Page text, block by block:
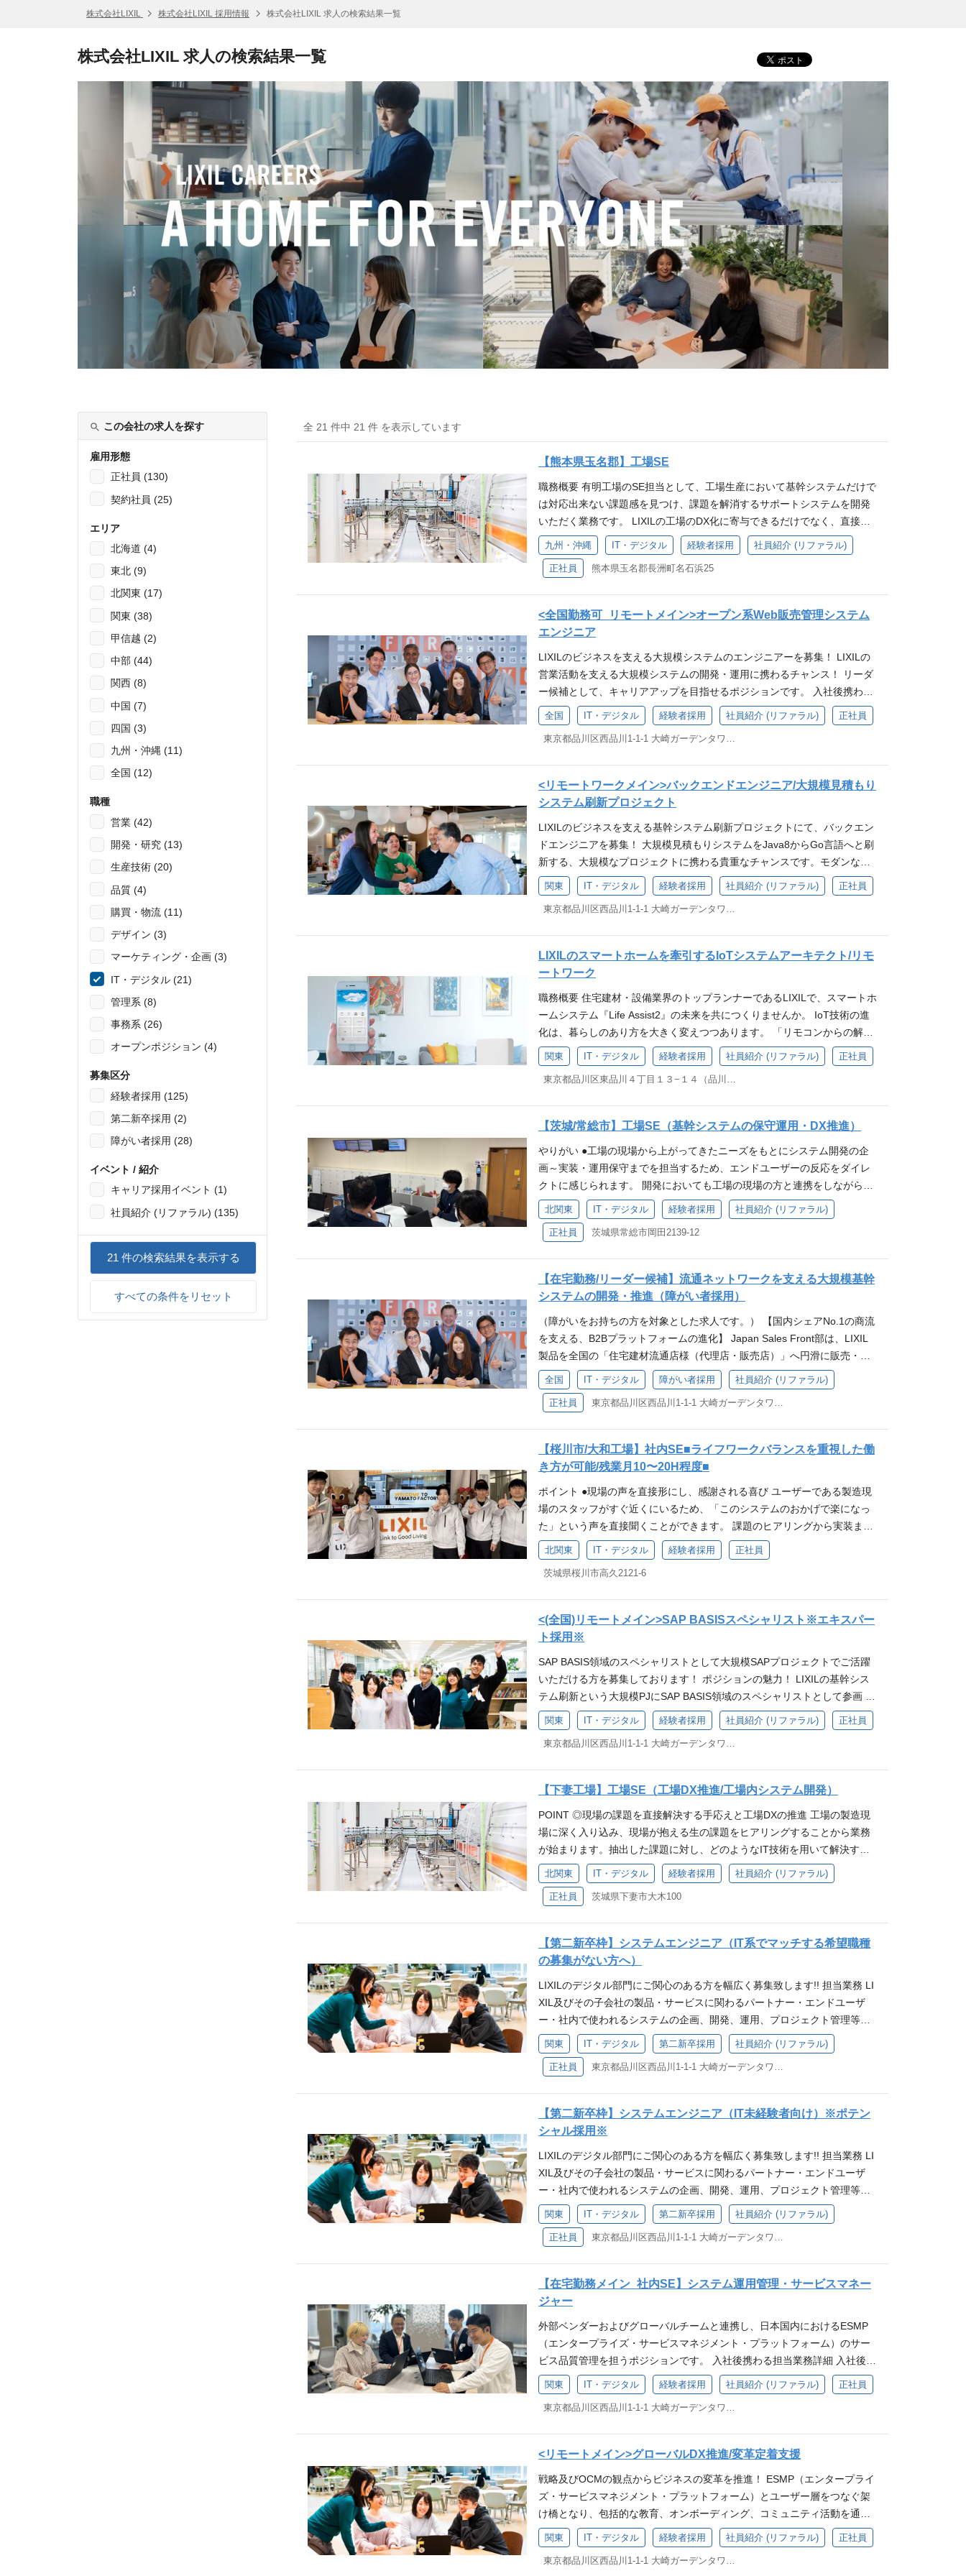
株式会社LIXIL 株式会社LIXIL 採用情報 株式会社LIXIL 求人の検索結果一覧
株式会社LIXIL 求人の検索結果一覧
この会社の求人を探す
雇用形態
正社員 (130)
契約社員 (25)
エリア
北海道 (4)
東北 (9)
北関東 (17)
関東 (38)
甲信越 (2)
中部 (44)
関西 (8)
中国 (7)
四国 (3)
九州・沖縄 (11)
全国 (12)
職種
営業 (42)
開発・研究 (13)
生産技術 (20)
品質 (4)
購買・物流 (11)
デザイン (3)
マーケティング・企画 (3)
IT・デジタル (21)
管理系 (8)
事務系 (26)
オープンポジション (4)
募集区分
経験者採用 (125)
第二新卒採用 (2)
障がい者採用 (28)
イベント / 紹介
キャリア採用イベント (1)
社員紹介 (リファラル) (135)
21 件の検索結果を表示する
すべての条件をリセット
全 21 件中 21 件 を表示しています
【熊本県玉名郡】工場SE
職務概要 有明工場のSE担当として、工場生産において基幹システムだけで
は対応出来ない課題感を見つけ、課題を解消するサポートシステムを開発
いただく業務です。 LIXILの工場のDX化に寄与できるだけでなく、直接作
業者とコミュニケーションを取りながらシステムを開発していくので、改
善効果を実感できて直接的な感謝を伝えて頂けるため大きなやりがいを感
じられることも魅力です。 担当業務 ・工場のシステム開発 基幹システム
開発いただきます ・システム障害時のヘルプデスク対応 (変更の範囲)適性
に応じて、会社の定める業務へ変更を行うことがある ■働く環境 ・残業月
いくため基本的に工場へ出社いただく就業形態となります 組織概要 【有明
工場について】 熊本県玉名郡にある、ビル用サッシ、住宅用サッシの工場
として高い品質の製品を製造しています。 熊本県が働く人がいきいきと輝
き、安心して働き続けられる企業を認定している｢ブライト企業｣にも選出
されており、安定した環境で長期就業できることも魅力の一つです。 【配
属部署について】 今回所属となる有明工場改善企画課の工場DXを推進して
いくミッションを担うチームには計8名が在籍。 20代3名、40代3名、50代
2名の組織構成となっており若手メンバーベテランメンバーまで幅広い年齢
層の方が活躍しています。 求められる経験・スキル など 【必須スキル】
発経験をお持ちの方 ・ITパスポート・基本情報処理技術者の資格をお持ち
の方 【求める人物像】 工場にある課題を見つけ、課題を解決するためには
どうしたらよいか現場メンバーとコミュニケーションを取りながらプロジ
ェクトを進めていくため、問題解決能力やコミュニケーション能力を発揮
まわり製品や、窓、ドア、インテリア、エクステリアなど建材製品を開
発、提供しています。 INAX、GROHE、American Standard、TOSTEMを
はじめとする数々の製品ブランドを擁し、先進の技術とイノベーションを
バルに展開しています。 また、国内外に多くのグループ会社を有し、建
材・設備機器の製造や販売にとどまらず、施工、メンテナンス、住宅フラ
ンチャイズの展開など住生活に関連する幅広い事業も行っています。 LIXIL
は、世界150カ国以上で事業を展開し、毎日10億人以上の人びとの暮らし
を支えています。
九州・沖縄 IT・デジタル 経験者採用 社員紹介 (リファラル)
正社員 熊本県玉名郡長洲町名石浜25
<全国勤務可_リモートメイン>オープン系Web販売管理システム
エンジニア
LIXILのビジネスを支える大規模システムのエンジニアーを募集！ LIXILの
営業活動を支える大規模システムの開発・運用に携わるチャンス！ リーダ
ー候補として、キャリアアップを目指せるポジションです。 入社後携わる
担当業務詳細 入社後はJapan Sales Front部に所属し、住宅建材流通店様向
け販売管理パッケージシステムにて実装する業務機能（見積、発注、売
上、請求、回収、販売分析）の開発とシステムの運用保守の全般を担当し
門など関係部署との連携・管理 不具合、問い合せ対応などの運用系業務 開
発パートナーである協力会社との連携・管理 (変更の範囲)適性に応じて、
会社の定める業務へ変更を行うことがある ＜将来的に関われる業務詳細＞
プロダクトオーナーやスクラムマスター ※従来型のプロジェクト体制の
他、Scrumによるアジャイル開発も推進しております。 チームリーダーお
よび管理職として、組織やチームのコーチング及びマネジメント業務 求め
られる経験・能力・スキル <必須スキル> オープン系システムの開発・導
入・運用に関する経験７年以上 システム開発の全工程の経験がある方 チー
ム開発経験がある方 <歓迎スキル> Scrumによるシステム開発経験 パブリ
ッククラウドの知識と経験 AIの知識 DBチューニング <求める人物像> 当事
者意識をもって日々の業務に取り組める方 周囲と円滑にコミュニケーショ
ンを取り、チーム・同僚に敬意を持って働ける方 さまざまなことに率先し
ステム開発に取り組める方 LIXIL Digital部門の魅力Point LIXIL Digital部門
は、 「エンジニアが一番幸せに働ける環境を作る 」 をコンセプトに従来
の事業会社とは一線を画す、エンジニア主導の組織へと進化を遂げてお
り、私たちと一緒に成長し、革新を推進する仲間を募集中です！ 「DXプラ
開発を進めます。大きな裁量権を持ち、アイデアと技術力を活かして開発
に貢献できます。 アジャイル・スクラム開発 ・・・Scrumフレームワーク
力も高く、常に最適な開発プロセスを追求しています。 エンジニアドリブ
ンの評価制度 ・・・年功序列ではなく、スキルと成果に基づいた透明性の
高い評価制度 エキスパート資格制度 ・・・マネジメントをする管理職のキ
ャリア軸と横並びで、エキスパート管理職として専門性（技術・知識な
ど）に特化したキャリアを築いていける制度 多様なキャリアパス ・・・Jo
bOffer制度などを活用し、多様なキャリアに挑戦できます。スペシャリス
ト、マネージャー、新規事業開発など、自身の可能性を広げられます。 活
発な社内エンジニアコミュニティ ・・・アーキテクチャ検討会、部活動、
チームワークショップなど、エンジニア同士が学び合い、刺激し合う機会
の深い理解 ・・・内製エンジニアだからこそ、ビジネスプロセスを深く理
解し、真に価値ある開発に貢献できます。 柔軟な働き方 ・・・リモートワ
ークをメインとし、スーパーフレックス制度（コアタイムなし）を導入し
ています。ワークライフバランスを大切にしながら、柔軟な働き方が可能
です。 <参考記事>https://www.tech-street.jp/entry/2024/02/13/125058 Digi
tal部門の常務役員岩﨑のインタビュー記事で、組織変革やエンジニア文化
醸成への想いをより深く知ることができます。
全国 IT・デジタル 経験者採用 社員紹介 (リファラル) 正社員
<リモートワークメイン>バックエンドエンジニア/大規模見積もり
システム刷新プロジェクト
LIXILのビジネスを支える基幹システム刷新プロジェクトにて、バックエン
ドエンジニアを募集！ 大規模見積もりシステムをJava8からGo言語へと刷
新する、大規模なプロジェクトに携わる貴重なチャンスです。モダンな開
発環境でスキルを活かし、LIXILの基幹システム刷新という大きな目標を一
緒に成功させましょう。 入社後携わる担当業務詳細 入社後は、 Japan So
E DevOpsに配属となり以下業務を担当いただきます。 <業務詳細> 基幹シ
ンドエンジニアとして、社内システムのアーキテクチャへのアドバイス
(変更の範囲)適正に応じて、会社の定める業務へ変更を行うことがある <
フロントエンド: TypeScript (Nuxt3), Storybook, Chromatic etc ・クラウド:
Cloud Run functions, Cloud Run, Cloud Pub/Sub, Akamai CDN etc ・ミド
ルウェア: Nginx, Apache(現行) ・DB: PostgreSQL(Cloud SQL), Datastore,
SQLServer(現行) ・CI/CD: GitHub Actions, Cloud Build, Jenkins(現行) ・
構成管理: Terraform ・API仕様管理: Open API + TypeSpec ・テストツー
ル: Vitest ・生成AIツール: Claude Code, GitHub Copilot ＜将来的に関われ
る業務詳細＞ エンタープライズアーキテクト チームリーダーおよび管理職
として、組織やチームのコーチング及びマネジメント業務 求められる経
上の開発経験がある方 ５年以上のご経験の中で3年以上のGoの実務経験が
ある方 チーム開発経験がある方 <歓迎スキル> Javaでの開発経験がある
方 Public Cloudを活用した開発経験がある方(Google Cloudだと尚良い) ア
ジャイル開発（スクラム）の経験がある方 <求める人物像> 当事者意識を
もって日々の業務に取り組める方 周囲と円滑にコミュニケーションを取
り、チーム・同僚に敬意を持って働ける方 さまざまなことに率先して挑戦
できる、成長意欲のある方 LIXIL Digital部門の魅力Point エンジニア主導の
開発文化 ・・・ビジネス側との良好なコミュニケーションをもとに、エン
ジニアが主導しプロダクト開発をすすめております。アイデアや技術力を
ンジニアコミュニティ ・・・エンジニア同士の交流を奨励する文化があ
り、アーキテクチャ検討会、部活動、チームワークショップなど、互いに
学び合い高め合う機会が豊富！ 技術的な知見を深め、仲間と刺激し合いな
がら成長できる環境です。 多様なキャリアパス ・・・JobOffer制度などを
活用し、多様なキャリアパスに挑戦し、自身の可能性を広げることが可能
です。 社員の声：https://www.lixil.co.jp/corporate/recruit/interview/ng017/
柔軟な働き方 ・・・ リモートワークをメインとし、スーパーフレックス制
度を導入しています。コアタイムのない柔軟な勤務体系で、ワークライフ
バランスを大切にしながら働くことができます。
関東 IT・デジタル 経験者採用 社員紹介 (リファラル) 正社員
LIXILのスマートホームを牽引するIoTシステムアーキテクト/リモ
ートワーク
職務概要 住宅建材・設備業界のトップランナーであるLIXILで、スマートホ
ームシステム『Life Assist2』の未来を共につくりませんか。 IoT技術の進
化は、暮らしのあり方を大きく変えつつあります。 「リモコンからの解
放」を掲げ、住む人の行動を先回りして快適な生活を実現するLIXILのスマ
ートホーム構想。その中心となるのが『Life Assist2』です。このポジショ
ンでは、このシステムに組み込む「新しいIoT機器」の開発や、既存機器の
導していただきます。 IoT機器の企画からPoC（概念実証）、設計、試
作、商品化、そして市場導入まで、一連の流れすべてに携われるのがこの
仕事の醍醐味です。また、クラウドやアプリ開発も同時に進行するため、
プロダクトマネージャーやプロジェクトマネージャーとして、プロジェク
ト全体を牽引していく活躍も期待しています。 参考：Life Assist2 参考動
画：【ものづくりの現場から】Life Assist2（新しく追加された機能につい
て企画・開発担当者からお伝えます） 参考動画：【LIXIL】IoT技術でつな
ぐ暮らしの未来 参考記事：リモコンからの解放。住む人の行動を先回りし
て、快適で健康的な生活を 実現するLIXILのスマートホーム構想 参考記
事：2025年大阪・関西万博における「Life Assist2」を活用した PHR実証
ユースケース体験展示の予約受付を開始 担当業務 ●スマートホームシステ
テムや各機器の構想・PoC・設計・試作・商品化 ●動作確認・品質確認 ●市
場導入（ローンチ） ●機能・サービスの維持管理 ご経験や今後のキャリア
を踏まえて、幅広く業務経験が可能なポジションです！ 組織概要 所属：ハ
ウジングテクノロジー事業 現在私たちの部署では、ハウジングテクノロジ
ー事業の一員として、変革のエンジンとなって活躍していただける人材を
募集しています。 当部署はLIXIL全体のIoT商品の中心的役割として機能し
ており、2021年7月にはライフアシスト２の発売、その後も続々と新しい
アイテムや機能・サービスを拡充しており、2022年10月には新IoT実験住
宅「みらいえらぼ」もオープンしました。 このように住宅建材・住設業界
増しており、今後のスマートホームに影響する多様な商品企画・開発を計
画しております。 ハウジングテクノロジー事業の紹介 50年以上にわたり
培ってきた技術と品質を礎に、アルミと樹脂のハイブリッド構造により高
い断熱性能を誇る高性能窓や、建物全体を断熱材で包み込み、気密性の高
い住まいを実現するスーパーウォール工法など、そこで過ごす人の「心地
事業 ホームページ 勤務地 ◆週2-3回は、リモートワークでの勤務です ◆品
川オフィスがメイン勤務地となります ◆業務内容によって、埼玉のIoT実
験住宅『みらいえらぼ』へ出向くことがあります ●LIXIL品川オフィス（品
んかい線 品川シーサイド駅前 ●IoT実験住宅『みらいえらぼ』 〒343-0828
埼玉県越谷市レイクタウン2丁目24-6 IoT実験住宅『みらいえらぼ』 求め
られる経験・スキル など 【必須スキル】 ・IoT機器のシステムアーキテク
ト構築のスキルと経験 ・クラウドまたはアプリに関連する知識や開発経験
【歓迎スキル】 ・通信やセンサや制御などのIoTに関する回路設計スキル
スキルや経験 ・組込みハードウェアやソフトウェアに関連するPoC実施の
スキルや経験 【求める人物像】 ・当事者意識をもって日々の業務に取り組
める方 ・チーム・同僚に敬意を持って働ける方 ・さまざまなことに率先し
て挑戦できる、成長意欲のある方 ・プロジェクトマネジャやプロダクトマ
ネージャとして、社内外をマネジメントできる方 このポジションの魅力 建
でもあるLIXILで、自身が開発した機器を全国へローンチでき、また、多く
のお客様の反応を聞くことができます。 開発者やマネージャとしての活躍
す。 「製品を作りたい」という思いや、新しいことにチャレンジする意欲
がある人材。メーカーとしてお客様に製品を提供し、反応を見たいという
思いをお持ちの方、ぜひ、我々のチームにいらしてください。 会社概要 LI
XILは、「世界中の誰もが願う、豊かで快適な住まいの実現」に向けて、ト
イレ、お風呂、キッチンなどの水まわり製品や、窓、ドア、インテリア、
エクステリアなど建材製品を開発、提供しています。 INAX、GROHE、A
merican Standard、TOSTEMをはじめとする数々の製品ブランドを擁し、
先進の技術とイノベーションを通じて、日々の暮らしの課題を解決する高
工、メンテナンス、住宅フランチャイズの展開など住生活に関連する幅広
い事業も行っています。 LIXILは、世界150カ国以上で事業を展開し、毎日
10億人以上の人びとの暮らしを支えています。
関東 IT・デジタル 経験者採用 社員紹介 (リファラル) 正社員
【茨城/常総市】工場SE（基幹システムの保守運用・DX推進）
やりがい ●工場の現場から上がってきたニーズをもとにシステム開発の企
画～実装・運用保守までを担当するため、エンドユーザーの反応をダイレ
クトに感じられます。 開発においても工場の現場の方と連携をしながら進
めていくため、感謝される機会も多くやりがいをもって取り組んでいるメ
ンバーが多いです。 ●課題に対しどのようなシステムがあれば課題が解消
されるのか？ 自身の発想で自由に開発を進められる環境です。 仕事内容
を推進していくシステム開発に従事いただきます。 石下工場では高品質な
製品を効率的に生産していくため工場のDX化を推進しています。 これまで
も今話題のGTPを導入し生産に必要な部品のピックアップ作業を人の手で
はなく、ロボットが運んでくれるシステムの導入などを実現しています。
＜担当業務＞ まずは（１）（２）の業務から担当いただきながら、会社理
解を深めていただき、入社3～半年後くらいには（３）にも携わっていただ
きます。 （１）工場カスタマイズシステムの維持管理 （２）ネットワー
ク・PC類の機器管理 （３）工場内デジタル化推進 ※使用ツール：Excel A
ccess VBA、ASP.NET、VB.NET、SQLserver、SQL ＜就業環境＞ 残業月1
0～20時間程度 土日祝休み 基本的には工場に出社していただく勤務形態と
なりますが、ご家庭の事情などやむを得ない場合にはリモートワークも対
応可能です 組織概要 【石下工場】 石下工場はLIXILの中でも国内最大級の
しています。 玄関ドア・引き戸・窓製品の製造をおこなっており、その高
品質な製品は日本の住宅の高断熱化へ大きく貢献し、住まいに豊かさを与
える付加価値を提供しています。 工場の生産をQＲコードで管理、クラウ
ド管理により適切な温度管理が行われ働きやすい環境を実現するなど工場
ちITチームは5名で構成。 50代のリーダーのもと20～30代のメンバーが所
属しております。 ITチームは、LIXIL石下工場のデジタル化を推進する中核
組織です。 社内のITインフラストラクチャの最適化、データ管理、セキュ
しています。 工場DX推進により今後開発業務も増えてくることが想定され
るため、組織強化のための増員採用となります。 求められる経験・スキル
など 【必須要件】 ・システム開発経験 VBA、マクロを使用し開発を進め
ていきます。 【歓迎スキル】 ・多様なチームとの協働経験がある方 ・AS
P.NET、VB.NET、SQLserver、SQLのいずれかを使った開発経験がある方
ム・同僚に敬意を持って働ける方 ・さまざまなことに率先して挑戦でき
る、成長意欲のある方 会社概要 世界中の誰もが願う、豊かで快適な住ま
を開発、提供しています。 水の可能性を広げるシャワーや水栓、料理の創
作意欲を高めるキッチン。清潔さと快適さを兼ね備えたトイレ。家の中と
外の世界をつなぐドアや窓。空間に彩りを添える内装や外装。長い一日の
疲れを癒すお風呂。住まいをより豊かで快適にするのは、実は意外とシン
プルなことです。 LIXILは、2011年に国内の主要な建材・設備機器メーカ
ー5社が統合して誕生しました。以後、GROHE、American Standardとい
った世界的ブランドを傘下に収め、日本のものづくりの伝統を礎に、世界
をリードする技術やイノベーションで、日々の暮らしの課題を解決する高
品質な製品をグローバルで幅広く提供しています。 現在、LIXILは、世界1
50カ国以上で約53,000人の従業員を擁するグローバル企業となり、毎日10
億人以上の人びとにLIXILの製品をご愛用いただいています。 LIXILは、今
後も生活者視点に立ち、考え抜いた、意味のある製品デザインにこだわ
向けて、さらなる可能性を追求し、責任ある事業成長を推進してまいりま
す。
北関東 IT・デジタル 経験者採用 社員紹介 (リファラル)
正社員 茨城県常総市岡田2139-12
【在宅勤務/リーダー候補】流通ネットワークを支える大規模基幹
システムの開発・推進（障がい者採用）
（障がいをお持ちの方を対象とした求人です。） 【国内シェアNo.1の商流
を支える、B2Bプラットフォームの進化】 Japan Sales Front部は、LIXIL
製品を全国の「住宅建材流通店様（代理店・販売店）」へ円滑に販売・提
供するための基幹システムを管轄しています。 担当業務 本ポジションは、
LIXILと全国の流通パートナーを繋ぐ大規模な「販売管理システム」の開
発・安定稼働、および継続的な機能改善をリードすることをミッションと
Tで支え、年間数千億円規模の取引を動かす「LIXILの経済エンジンの守り
手」としての役割を担います。 開発パートナー（協力会社）と協働し、要
件定義からリリース、運用保守までのフェーズを主導します。 単なるシス
テム維持ではなく、営業部門や商品部門と連携し、ビジネスニーズに応じ
た機能拡張を行います。 ◆大規模販売システムの開発・運用統括 販売管理
パッケージ（見積、発注、売上、請求、回収、販売分析）の機能追加・改
修 安定稼働に向けた運用設計、不具合対応、パフォーマンス改善 ◆ステー
クホルダーマネジメント・ベンダーコントロール 社内ユーザー（営業・商
品部門）との折衝、要件定義 開発パートナーへの指示出し、進捗・品質管
理 ◆開発プロセスの変革（モダン化） 従来型のウォーターフォール開発に
加え、Scrumを用いたアジャイル開発の導入・推進 パブリッククラウド活
用やAI導入によるシステム高度化の検討 ＜ここがポイント！＞ ビジネスへ
う大きな社会的インパクトを感じられます。 変革のリーダーシップ: 現在
は「守り（運用）」と「攻め（アジャイル・クラウド化）」の過渡期で
す。次世代のシステム像を描き、組織の変革をリードする経験が積めま
す。 多彩なキャリア : 将来的には、プロダクトオーナー（PO）やスクラム
す。 求めるスキル・経験 ◆必須条件 障がい者手帳をお持ちの方もしくは
取得予定の方 オープン系システムの開発・導入・運用に関する経験７年以
スキル Scrumによるシステム開発経験 パブリッククラウドの知識と経験 A
Iの知識 DBチューニング ◆求める人物像 当事者意識をもって日々の業務に
取り組める方 周囲と円滑にコミュニケーションを取り、チーム・同僚に敬
意を持って働ける方 さまざまなことに率先して挑戦できる、成長意欲のあ
る方 ものづくりや商品自体に興味を持ってシステム開発に取り組める方 LI
XIL Digital部門の魅力Point LIXIL Digital部門は、 「エンジニアが一番幸せ
に働ける環境を作る 」 をコンセプトに従来の事業会社とは一線を画す、エ
ンジニア主導の組織へと進化を遂げており、私たちと一緒に成長し、革新
を推進する仲間を募集中です！ 「DXプラチナ企業」初選定！ エンジニア
に、エンジニアが主導権を持ってプロダクト開発を進めます。大きな裁量
権を持ち、アイデアと技術力を活かして開発に貢献できます。 アジャイ
ル・スクラム開発 ・・・Scrumフレームワークを採用し、スピーディーで
効率的な開発を実現しています。変化への対応力も高く、常に最適な開発
プロセスを追求しています。 エンジニアドリブンの評価制度 ・・・年功序
列ではなく、スキルと成果に基づいた透明性の高い評価制度 エキスパート
資格制度 ・・・マネジメントをする管理職のキャリア軸と横並びで、エキ
スパート管理職として専門性（技術・知識など）に特化したキャリアを築
いていける制度 多様なキャリアパス ・・・JobOffer制度などを活用し、多
様なキャリアに挑戦できます。スペシャリスト、マネージャー、新規事業
開発など、自身の可能性を広げられます。 活発な社内エンジニアコミュニ
ティ ・・・アーキテクチャ検討会、部活動、チームワークショップなど、
深め、共に成長できる環境です。 ビジネスへの深い理解 ・・・内製エンジ
ニアだからこそ、ビジネスプロセスを深く理解し、真に価値ある開発に貢
ンスを大切にしながら、柔軟な働き方が可能です。 <参考記事>https://ww
w.tech-street.jp/entry/2024/02/13/125058 Digital部門の常務役員岩﨑のイン
タビュー記事で、組織変革やエンジニア文化醸成への想いをより深く知る
ことができます。
全国 IT・デジタル 障がい者採用 社員紹介 (リファラル)
正社員
【桜川市/大和工場】社内SE■ライフワークバランスを重視した働
き方が可能/残業月10〜20H程度■
ポイント ●現場の声を直接形にし、感謝される喜び ユーザーである製造現
場のスタッフがすぐ近くにいるため、「このシステムのおかげで楽になっ
た」という声を直接聞くことができます。 課題のヒアリングから実装まで
をスピーディーに行い、自分の開発が工場の生産性を高めているという確
かな手応えを日々実感できます。 ●若手活躍中！最新技術に挑戦できる裁
量の大きさ AIを用いた外観検査やローコード開発など、工場のDXを推進す
組織文化のため、20代からでも自分のアイデアを積極的に提案・実行でき
る、圧倒的な成長環境と裁量があります。 ●就業環境もよくライフワーク
バランスを重視した働き方が可能 平均残業時間は月10〜20時間程度。業務
の都合上システムの入れ替え時には、夜間や土日対応も発生する場合もあ
りますが、フレックスや代休等、個人の裁量できちんと取得できる環境で
す。 担当業務 大和工場におけるデジタル改善（DX）を牽引し、生産効率
および品質の向上をIT側面から支えていただくポジションです。 現場のニ
ーズを汲み取り、デジタル技術を用いた、具体的なソリューションの構
築・運用を期待しています。 【担当業務】 ・社内システムの開発・保守・
運用 現場の不具合やニーズに基づいたシステム改修、新規アプリ開発 ・D
X推進・デジタル改善 AIを用いた検査工程の自動化など、最新技術を導入
タッフと密にコミュニケーションを取り、課題をデジタルの力で解決する
ための企画・提案 ・インフラ環境の構築・管理 サーバー・ネットワーク
（LAN等）の運用管理、PC・プリンター等のセットアップ、トラブルシュ
ーティング ※業務比率は、システム開発・改善業務が約8〜9割、インフラ
保守業務が約1〜2割を想定しています。 (変更の範囲)適性に応じて、会社
の定める業務へ変更を行うことがある。 組織概要 雇用元：株式会社大和Ｌ
ＩＸＩＬ製作所 【大和工場について】 大和工場は主に住宅用サッシを生産
している工場となります。 省エネルギー・産業廃棄物等の削減等の活動に
も積極的に取り組んでおり、環境への負荷を減らしながら、自然・環境と
力を入れている工場であり、桜川市の桜マラソン等、地域イベントにも参
加するなど従業員と地域とのつながりを大切にしています。 社内でも従業
員のエンゲージメント向上のため、工場内でのイベントの実施等も行われ
ており、あたたかい雰囲気の工場となります。 【企画課EDPチームについ
て】 大和工場の安定稼働とDX推進をミッションとしている、大和工場企画
課のEDPチームに配属予定となります。 EDPチームは現在4名体制（40代
前半1名、30代前半1名、20代後半2名）であり、今回はDX推進のスピード
アップを見据えた増員募集となります。 求められる経験・スキル など
【必須条件】 下記いずれかのご経験をお持ちの方を求めています。 ・シス
お持ちの方。 ・アプリケーション開発、またはネットワーク・サーバー等
のインフラに関する基礎知識をお持ちの方。 【求める人物像】 ・現場スタ
ッフや他部門のメンバーと連携する機会も多いため、コミュニケーション
能力をお持ちの方。 ・エンジニア経験が浅い方でも、自ら学習しキャッチ
アップしていく意欲のある方は歓迎致します社内の学習ツールや教育資料
が充実しているため、学習していく環境が整っています。 会社概要～LIXIL
グループについて～ LIXILは、「世界中の誰もが願う、豊かで快適な住まい
の実現」に向けて、トイレ、お風呂、キッチンなどの水まわり製品や、
窓、ドア、インテリア、エクステリアなど建材製品を開発、提供していま
す。 INAX、GROHE、American Standard、TOSTEMをはじめとする数々
の製品ブランドを擁し、先進の技術とイノベーションを通じて、日々の暮
らしの課題を解決する高品質な製品・サービスをグローバルに展開してい
や販売にとどまらず、施工、メンテナンス、住宅フランチャイズの展開な
ど住生活に関連する幅広い事業も行っています。 LIXILは、世界150カ国以
北関東 IT・デジタル 経験者採用 正社員
茨城県桜川市高久2121-6
<(全国)リモートメイン>SAP BASISスペシャリスト※エキスパー
ト採用※
SAP BASIS領域のスペシャリストとして大規模SAPプロジェクトでご活躍
いただける方を募集しております！ ポジションの魅力！ LIXILの基幹シス
テム刷新という大規模PJにSAP BASIS領域のスペシャリストとして参画 英
語スキルを活かして、将来的にGlobalプロジェクトへチャレンジ 組織 Jap
an BASIS Team：11名所属（少数精鋭） 異なるバックグラウンドを持つチ
ームメンバーと共に、新たな価値を創造！ 基本的にリモート勤務（全国）/
psのSAP BASISチームに所属し、以下業務を担当していただきます。 社内
SAP展開プロジェクト計画に則したSAP環境の構築、準備関連業務の計画
立案から推進と実施 関連するPJステークホルダー（アプリケーション側の
リーダーやユーザー部門など）と連携、調整を行い必要となるSAP BASIS
関連タスクを推進、リード 現行運用中のSAP関連システムの運用・パフォ
ーマンス監視及びチューニングを通じシステム安定稼働を実現/ベンダーマ
ネージメント SCRUM活動を通じてBASIS内チームメンバーのBASIS技術の
技術的修練及び育成に向けた活動と提案 (変更の範囲)適性に応じて、会社
の定める業務へ変更を行うことがある <将来的なキャリアパス> 英語スキ
ルを活かし、Globalプロジェクトへの参画 関連の深いSAPコンサルへのキ
ャリア プロジェクトリーダーおよび管理職として、マネジメント業務など
上ある方 <歓迎条件> 英語でのコミュニケーション能力（社内グローバル
チームとの情報交換で使用） クラウド環境へのSAP導入や運用の経験 <求
める人物像> 革新的なアイデアを持ち、それを実現するための意志と実行
力を有する方 チームワークを重視し、多様なスキルを持つメンバーと協働
できる方 学び続ける姿勢を持ち、柔軟に変化に対応できる方 戦略的思考能
力を持ち、ビジネスインパクトを生み出せる方 LIXIL Digital部門 エンジニ
ア主導の開発文化 ・・・ビジネス側との良好なコミュニケーションをも
とに、エンジニアが主導しプロダクト開発をすすめております。アイデア
や技術力を活かし、大きな裁量を持って開発に携わることができます。 活
文化があり、アーキテクチャ検討会、部活動、チームワークショップな
ど、互いに学び合い高め合う機会が豊富！技術的な知見を深め、仲間と刺
激し合いながら成長できる環境です。 多様なキャリアパス ・・・JobOffe
r制度などを活用し、多様なキャリアパスに挑戦し、自身の可能性を広げる
ことが可能です。 柔軟な働き方 ・・・ リモートワークをメインとし、
スーパーフレックス制度を導入しています。コアタイムのない柔軟な勤務
体系で、ワークライフバランスを大切にしながら働くことができます。
関東 IT・デジタル 経験者採用 社員紹介 (リファラル) 正社員
【下妻工場】工場SE（工場DX推進/工場内システム開発）
POINT ◎現場の課題を直接解決する手応えと工場DXの推進 工場の製造現
場に深く入り込み、現場が抱える生の課題をヒアリングすることから業務
が始まります。抽出した課題に対し、どのようなIT技術を用いて解決する
かを自ら企画・設計し、開発を通じて形にしていく、まさに「工場DX」の
最前線を担うポジションです。 自分のアイデアが製造現場の劇的な改善に
つながるプロセスを、ダイレクトに実感できる大きなやりがいがありま
がら開発を進めていく必要があるため、基本的には工場に出社いただく勤
務スタイルになりますが、プログラミング業務に集中したい場合や、家庭
の事情（育児や介護など）がある際には、チーム内で相談の上、在宅勤務
や勤務時間の調整（フレキシブルな対応）が可能です。 チーム内で事前に
スケジュールを共有・確認し合う文化が根付いているため、ワークライフ
バランスを保ちながら専門性を発揮できる環境が整っています。 工場は24
時間稼働しているため、システムトラブル時等には稀に夜間や休日に出社
することもありますが、基本的には土日祝休み・残業時間20時間/月程度と
非常に働きやすい環境となります。 仕事内容 下妻工場における生産性向上
を目的とした、DX（デジタルトランスフォーメーション）推進のためのシ
ステム開発・運用を一貫して担当いただきます。 ・システム・アプリ開発
工場内の製造現場で使用されるシステムやアプリケーションの設計、プロ
門と定期的なミーティングを行い、現場の課題をヒアリングして優先順位
をつけながら、IT技術を用いた改善案の企画・構築を行います ・最新技術
の活用 AI技術を用いた生産ラインの改善や、品質検査業務を支援するツー
ルの開発、設備情報とシステムを連動させる改善業務など ・DXプロジェク
トの推進 工場全体のDX化に向けた複数のプロジェクトを担当いただきます
(変更の範囲)適性に応じて、会社の定める業務へ変更を行うことがある 組
織概要 【下妻工場について】 下妻工場はLIXIL国内最大規模の、材料(鋳
造・押出・表処)と加工の生産工程を持つ『アルミ一貫工場』です。 【所属
部門（管理課）について】 工場の製造に関する技術や知識を形式知化・ツ
域を担うチームは10名程の組織となり20代～50代まで幅広い年齢層のメン
バーが活躍しております。 今回ご採用の方には下妻工場の内でも特に重要
となる加工部門の生産向上やDX推進をお任せする予定でおります。加工部
門のDX推進を担っているITチームは4名程で構成されており、各自の強み
を活かしながら業務分担をしています。 「集中するときは集中、楽しむと
す。 求められる経験・スキル など 【必須条件】 下記要件に当てはまる方
・VB.NET またはC#のスキルをお持ちの方 ・SQL Server を用いた実務経
（工場）経験 会社概要 LIXILは、「世界中の誰もが願う、豊かで快適な住
まいの実現」に向けて、トイレ、お風呂、キッチンなどの水まわり製品
や、窓、ドア、インテリア、エクステリアなど建材製品を開発、提供して
います。 INAX、GROHE、American Standard、TOSTEMをはじめとする
数々の製品ブランドを擁し、先進の技術とイノベーションを通じて、日々
北関東 IT・デジタル 経験者採用 社員紹介 (リファラル)
正社員 茨城県下妻市大木100
【第二新卒枠】システムエンジニア（IT系でマッチする希望職種
の募集がない方へ）
LIXILのデジタル部門にご関心のある方を幅広く募集致します!! 担当業務 LI
XIL及びその子会社の製品・サービスに関わるパートナー・エンドユーザ
ー・社内で使われるシステムの企画、開発、運用、プロジェクト管理等を
お任せいたします！ 【ポジション例】※ご活躍いただける領域を、ご経験
やスキル、ご希望に応じたプロジェクトにアサインさせていただきます。
≪上流希望の方向け≫ 建築設計支援WEBサービスの企画・開発・運用 営
の企画、開発、運用 社内営業用、販売系システムの企画・開発、運用 など
≪開発希望の方向け≫ 基幹系システム（営業・開発・購買・生産・物流・
人事・経理等）の企画・開発・運用 アプリケーションアーキテクチャの設
計、実装、検証、保守 インフラ基盤の整備（企画・設計・実装等）など
(変更の範囲)適正に応じて、会社の定める業務へ変更を行うことがある 求
められる経験・スキル など 【必須要件】 技術スキル（以下のいずれかの
ご経験がある方） Webアプリケーションの設計-開発 オープン系システム
の開発・導入・運用に関するスキル・経験 システム開発のプロジェクトマ
ネジメント経験 システム開発エンジニアとしての上流設計遂行能力 プログ
ラミングスキル・経験（Python, Node.js, Go, BigQueryなど） アジャイル
開発の経験（スクラム） DevOpsの経験（Jira、Git/Bitbucket、自動テスト
など） ITインフラ（サーバー・ネットワーク・セキュリティ）の設計-構築
ウェア開発の経験（設計、開発、テスト、デバッグ） データベース管理と
SQLの知識 【歓迎要件】 ビジネスレベルの英語スキル グローバル環境で
の業務経験 OSS開発・貢献の経験 クラウドサービス（AWS, GCPなど）の
経験 フロントエンド開発の経験（JavaScript, HTML, CSS） データ分析や
挑戦できる、成長意欲のある方 自分の持っているデジタル技術を駆使し
て、ものづくりに変化を起こせないかと思っている方 チームで協力して課
Sやチャットを活用したコミュニケーションに柔軟な方 新しい技術に興味
があり、実験して学ぶことが好きな方 新しい技術に対する好奇心と学習意
欲がある方 チームで協力して問題を解決することが得意な方 自己主導で業
務を進め、結果を出すことができる方 社会に影響を与える製品・サービス
の開発に情熱を持って取り組むことができる方 LIXIL デジタル部門の魅力
関東 IT・デジタル 第二新卒採用 社員紹介 (リファラル)
正社員
【第二新卒枠】システムエンジニア（IT未経験者向け）※ポテン
シャル採用※
LIXILのデジタル部門にご関心のある方を幅広く募集致します!! 担当業務 LI
XIL及びその子会社の製品・サービスに関わるパートナー・エンドユーザ
ー・社内で使われるシステムの企画、開発、運用、プロジェクト管理等を
お任せいたします！ 【ポジション例】※ご活躍いただける領域を、ご経験
やスキル、ご希望に応じたプロジェクトにアサインさせていただきます。
建築設計支援WEBサービスの企画・開発・運用 営業支援システムの企画・
営業用、販売系システムの企画・開発、運用 など 基幹系システム（営業・
開発・購買・生産・物流・人事・経理等）の企画・開発・運用 アプリケー
画・設計・実装等）など (変更の範囲)適正に応じて、会社の定める業務へ
変更を行うことがある 求められる経験・スキル など 【必須要件】 IT業務
へのご関心（未経験可） 【歓迎要件】 IT関連の知見（必須ではありません
が興味のある方） ビジネスレベルの英語（海外とのプロジェクトも増加し
ているため、英語に抵抗感がない方。英語を必要としないプロジェクトへ
のアサインも可能です。） 【求める人物像】 当事者意識をもって日々の
業務に取り組める方 チーム・同僚に敬意を持って働ける方 さまざまなこと
に率先して挑戦できる、成長意欲のある方 自分の持っているデジタル技術
力して課題解決やビジネス目標達成のために全力で取り組むことのできる
方 社内SNSやチャットを活用したコミュニケーションに柔軟な方 新しい技
術に興味があり、実験して学ぶことが好きな方 新しい技術に対する好奇心
と学習意欲がある方 チームで協力して問題を解決することが得意な方 自己
関東 IT・デジタル 第二新卒採用 社員紹介 (リファラル)
正社員
【在宅勤務メイン_社内SE】システム運用管理・サービスマネー
ジャー
外部ベンダーおよびグローバルチームと連携し、日本国内におけるESMP
（エンタープライズ・サービスマネジメント・プラットフォーム）のサー
ビス品質管理を担うポジションです。 入社後携わる担当業務詳細 入社後
は、ESM(Enterprise Service Management ) Platformsチームの一員として
下記業務を担当していただきます。 <業務内容> ESMシステムの管理およ
びアクセス制御 日本国内のインシデントおよび問題管理 運用データ収集/
会社の定める業務へ変更を行うことがある <英語使用場面> 海外拠点との
Monthly Meetingやメールでのコミュニケーション <将来的なキャリアパス
> 英語力を活かしてグローバルプロジェクトに参画 プラットフォーム・ア
ーキテクト/スペシャリスト ITサービスデリバリー ＆ ガバナンス など 求
められる経験・能力・スキル <必須スキル/経験> ビジネスレベル以上の英
語をお持ちの方で以下いずれのご経験がある方 ITサービスマネジメン
ト、またはシステム管理における実務経験がある方 ユーザーアクセス管
理、ハードウェア／ソフトウェアインベントリの管理、またはSaaSプラッ
関東 IT・デジタル 経験者採用 社員紹介 (リファラル) 正社員
<リモートメイン>グローバルDX推進/変革定着支援
戦略及びOCMの観点からビジネスの変革を推進！ ESMP（エンタープライ
ズ・サービスマネジメント・プラットフォーム）とユーザー層をつなぐ架
け橋となり、包括的な教育、オンボーディング、コミュニティ活動を通じ
て、サービス・マネジメント・プラットフォームの価値を最大限に高める
ことに注力します。 入社後携わる担当業務詳細 入社後は、ESM(Enterpris
e Service Management ) Platformsチームの一員として下記業務を担当し
関東 IT・デジタル 経験者採用 社員紹介 (リファラル) 正社員